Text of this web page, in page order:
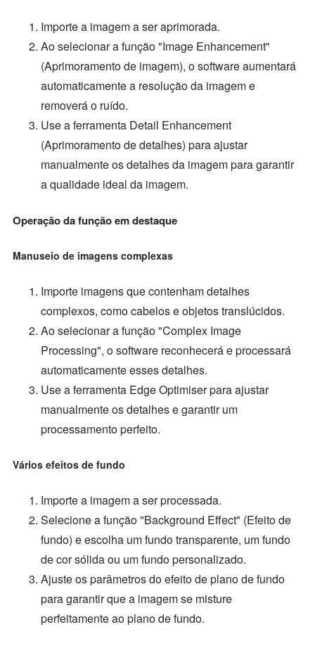
Importe a imagem a ser aprimorada.
Ao selecionar a função "Image Enhancement"
(Aprimoramento de imagem), o software aumentará
automaticamente a resolução da imagem e
removerá o ruído.
Use a ferramenta Detail Enhancement
(Aprimoramento de detalhes) para ajustar
manualmente os detalhes da imagem para garantir
a qualidade ideal da imagem.
Operação da função em destaque
Manuseio de imagens complexas
Importe imagens que contenham detalhes
complexos, como cabelos e objetos translúcidos.
Ao selecionar a função "Complex Image
Processing", o software reconhecerá e processará
automaticamente esses detalhes.
Use a ferramenta Edge Optimiser para ajustar
manualmente os detalhes e garantir um
processamento perfeito.
Vários efeitos de fundo
Importe a imagem a ser processada.
Selecione a função "Background Effect" (Efeito de
fundo) e escolha um fundo transparente, um fundo
de cor sólida ou um fundo personalizado.
Ajuste os parâmetros do efeito de plano de fundo
para garantir que a imagem se misture
perfeitamente ao plano de fundo.